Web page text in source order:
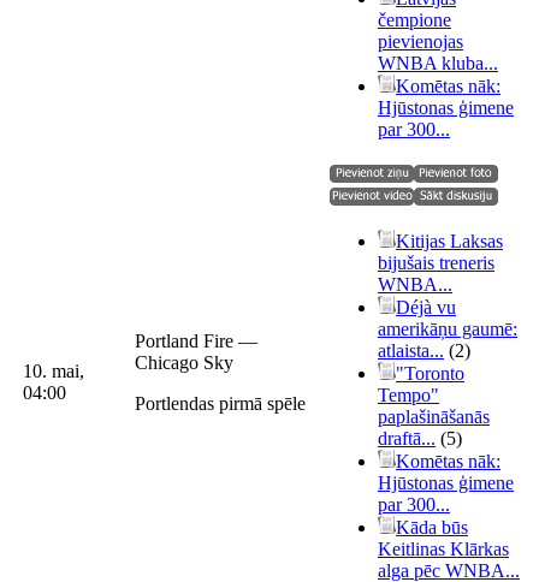
čempione
pievienojas
WNBA kluba...
Komētas nāk:
Hjūstonas ģimene
par 300...
10. mai,
04:00
Portland Fire —
Chicago Sky
Portlendas pirmā spēle
Kitijas Laksas
bijušais treneris
WNBA...
Déjà vu
amerikāņu gaumē:
atlaista... (2)
"Toronto
Tempo"
paplašināšanās
draftā... (5)
Komētas nāk:
Hjūstonas ģimene
par 300...
Kāda būs
Keitlinas Klārkas
alga pēc WNBA...